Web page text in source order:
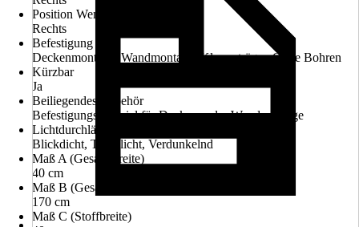
Position Wendestab
Rechts
Befestigung
Deckenmontage, Wandmontage, Klemmträger, Ohne Bohren
Kürzbar
Ja
Beiliegendes Zubehör
Befestigungsmaterial für Decken- oder Wandmontage
Lichtdurchlässigkeit
Blickdicht, Tageslicht, Verdunkelnd
Maß A (Gesamtbreite)
40 cm
Maß B (Gesamthöhe)
170 cm
Maß C (Stoffbreite)